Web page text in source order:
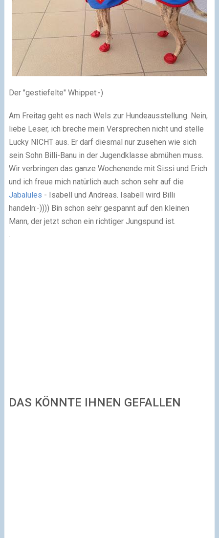
Der "gestiefelte" Whippet:-)
Am Freitag geht es nach Wels zur Hundeausstellung. Nein,
liebe Leser, ich breche mein Versprechen nicht und stelle
Lucky NICHT aus. Er darf diesmal nur zusehen wie sich
sein Sohn Billi-Banu in der Jugendklasse abmühen muss.
Wir verbringen das ganze Wochenende mit Sissi und Erich
und ich freue mich natürlich auch schon sehr auf die
Jabalules - Isabell und Andreas. Isabell wird Billi
handeln:-)))) Bin schon sehr gespannt auf den kleinen
Mann, der jetzt schon ein richtiger Jungspund ist.
.
DAS KÖNNTE IHNEN GEFALLEN